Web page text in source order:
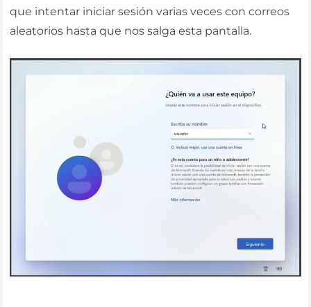
que intentar iniciar sesión varias veces con correos
aleatorios hasta que nos salga esta pantalla.